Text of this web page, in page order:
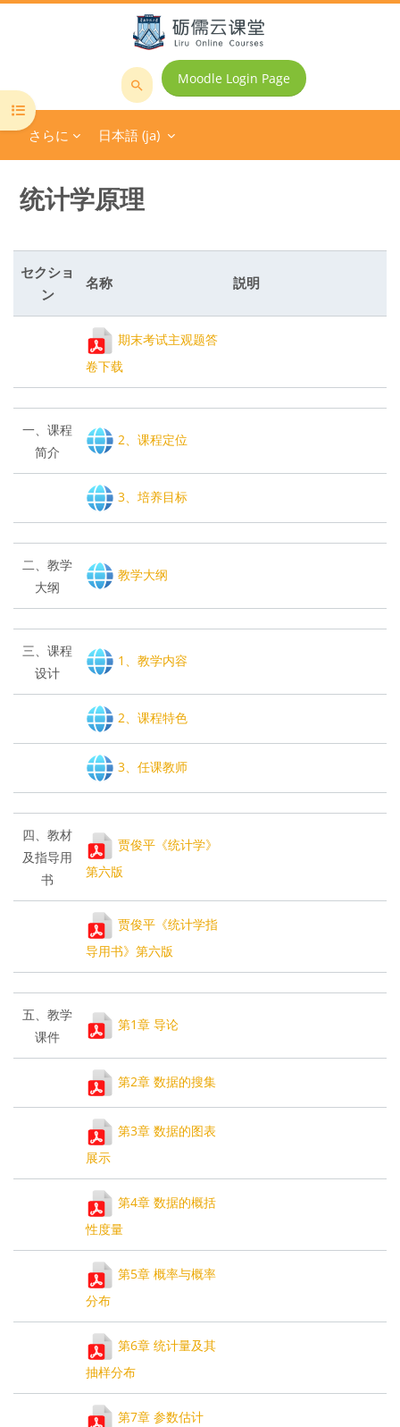
メインコンテンツへスキップする
コ
ス
を
検
索
る
Moodle Login Page
さらに 日本語 ‎(ja)‎
コースインデックスを開く
统计学原理
セクショ
ン
名称 説明
期末考试主观题答
卷下载
一、课程
简介
2、课程定位
3、培养目标
二、教学
大纲
教学大纲
三、课程
设计
1、教学内容
2、课程特色
3、任课教师
四、教材
及指导用
书
贾俊平《统计学》
第六版
贾俊平《统计学指
导用书》第六版
五、教学
课件
第1章 导论
第2章 数据的搜集
第3章 数据的图表
展示
第4章 数据的概括
性度量
第5章 概率与概率
分布
第6章 统计量及其
抽样分布
第7章 参数估计